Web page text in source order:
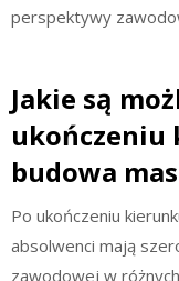
perspektywy
Jakie są
ukończeniu
budowa
Po ukończeniu
absolwenci mają
zawodowej w